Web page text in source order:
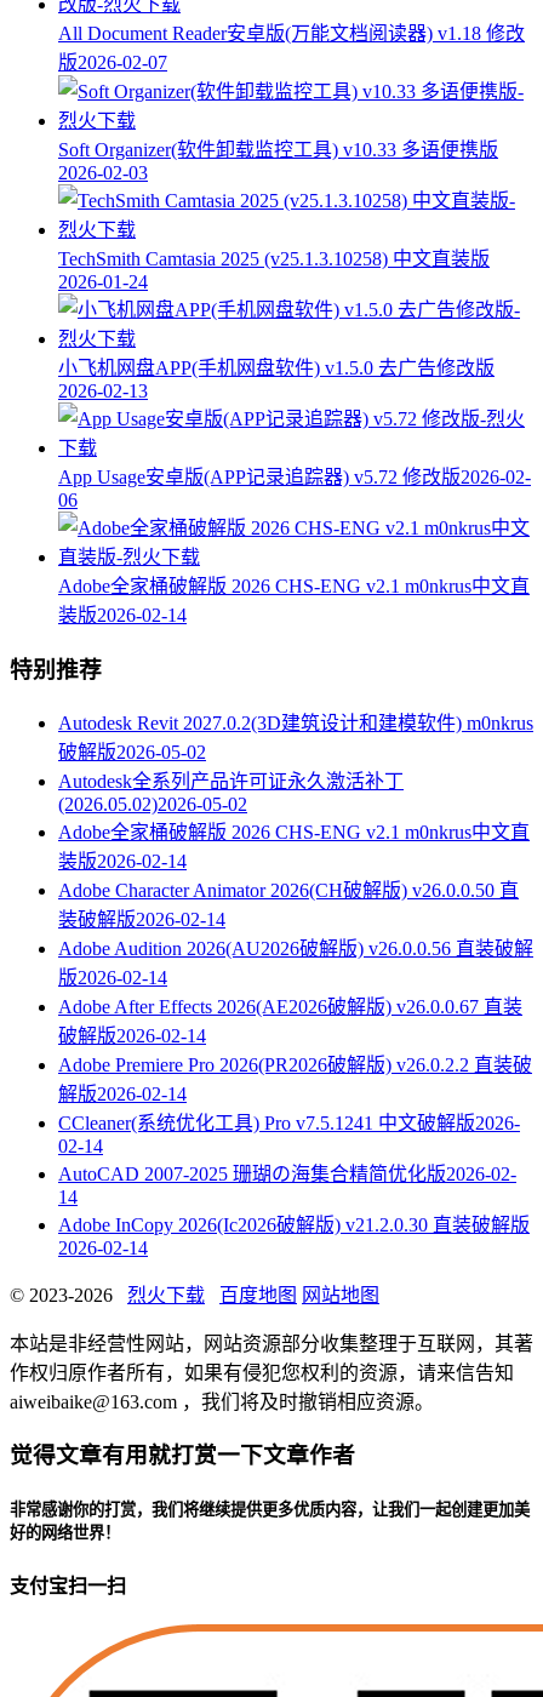
All Document Reader安卓版(万能文档阅读器) v1.18 修改
版2026-02-07
Soft Organizer(软件卸载监控工具) v10.33 多语便携版
2026-02-03
TechSmith Camtasia 2025 (v25.1.3.10258) 中文直装版
2026-01-24
小飞机网盘APP(手机网盘软件) v1.5.0 去广告修改版
2026-02-13
App Usage安卓版(APP记录追踪器) v5.72 修改版2026-02-
06
Adobe全家桶破解版 2026 CHS-ENG v2.1 m0nkrus中文直
装版2026-02-14
特别推荐
Autodesk Revit 2027.0.2(3D建筑设计和建模软件) m0nkrus
破解版2026-05-02
Autodesk全系列产品许可证永久激活补丁
(2026.05.02)2026-05-02
Adobe全家桶破解版 2026 CHS-ENG v2.1 m0nkrus中文直
装版2026-02-14
Adobe Character Animator 2026(CH破解版) v26.0.0.50 直
装破解版2026-02-14
Adobe Audition 2026(AU2026破解版) v26.0.0.56 直装破解
版2026-02-14
Adobe After Effects 2026(AE2026破解版) v26.0.0.67 直装
破解版2026-02-14
Adobe Premiere Pro 2026(PR2026破解版) v26.0.2.2 直装破
解版2026-02-14
CCleaner(系统优化工具) Pro v7.5.1241 中文破解版2026-
02-14
AutoCAD 2007-2025 珊瑚の海集合精简优化版2026-02-
14
Adobe InCopy 2026(Ic2026破解版) v21.2.0.30 直装破解版
2026-02-14
© 2023-2026 烈火下载 百度地图 网站地图
本站是非经营性网站，网站资源部分收集整理于互联网，其著
作权归原作者所有，如果有侵犯您权利的资源，请来信告知
aiweibaike@163.com ，我们将及时撤销相应资源。
觉得文章有用就打赏一下文章作者
非常感谢你的打赏，我们将继续提供更多优质内容，让我们一起创建更加美
好的网络世界！
支付宝扫一扫